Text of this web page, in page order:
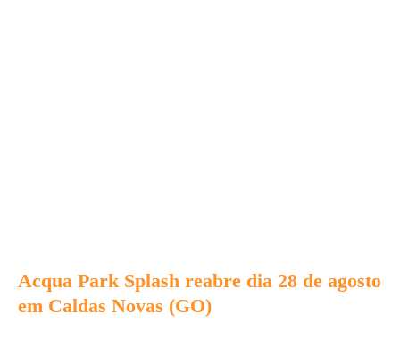
Acqua Park Splash reabre dia 28 de agosto
em Caldas Novas (GO)